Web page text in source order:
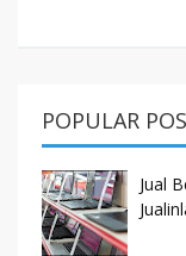
POPULAR
Jual